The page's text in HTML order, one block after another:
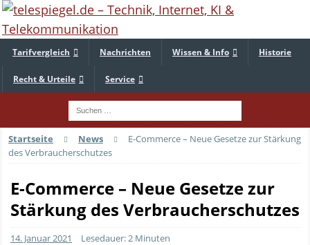
Tarifvergleich Nachrichten Wissen & Info Historie
Recht & Urteile Service
Startseite News
E-Commerce – Neue Gesetze zur Stärkung
des Verbraucherschutzes
E-Commerce – Neue Gesetze zur
Stärkung des Verbraucherschutzes
14. Januar 2021 Lesedauer: 2 Minuten